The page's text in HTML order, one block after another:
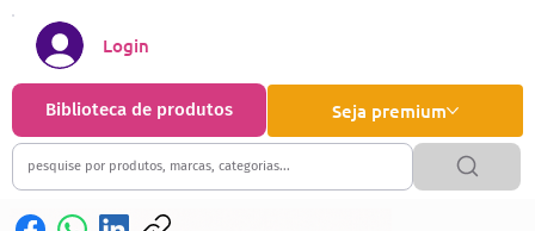
Seja premium
Biblioteca de produtos
Login